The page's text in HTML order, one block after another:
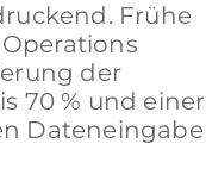
Frühe
der
70 % und einer
Dateneingabe